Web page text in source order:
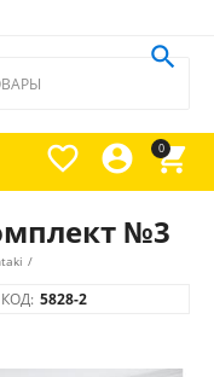
0




№3
/
КОД: 5828-2